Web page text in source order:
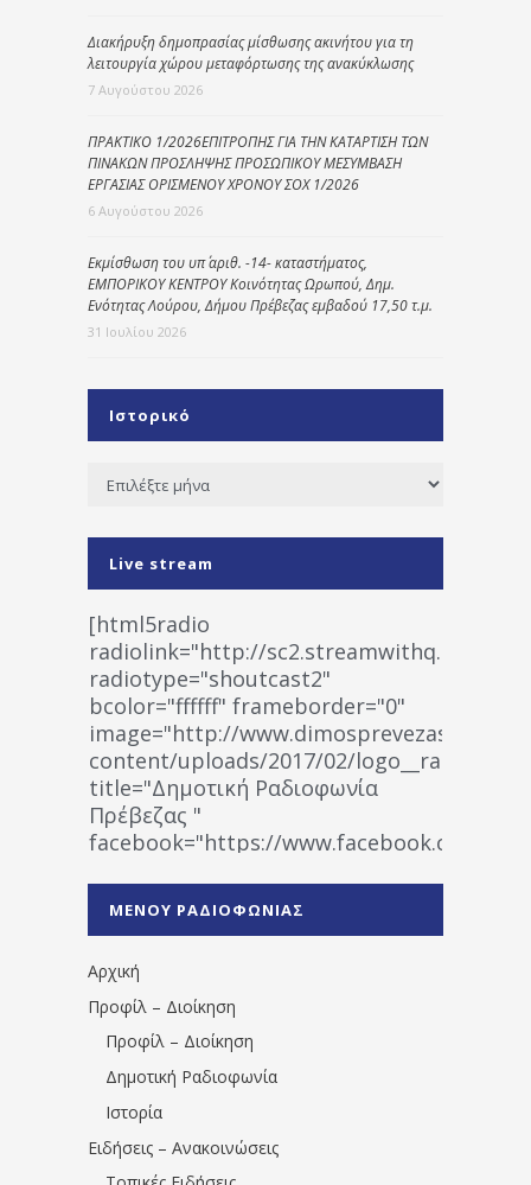
Διακήρυξη δημοπρασίας μίσθωσης ακινήτου για τη
λειτουργία χώρου μεταφόρτωσης της ανακύκλωσης
7 Αυγούστου 2026
ΠΡΑΚΤΙΚΟ 1/2026ΕΠΙΤΡΟΠΗΣ ΓΙΑ ΤΗΝ ΚΑΤΑΡΤΙΣΗ ΤΩΝ
ΠΙΝΑΚΩΝ ΠΡΟΣΛΗΨΗΣ ΠΡΟΣΩΠΙΚΟΥ ΜΕΣΥΜΒΑΣΗ
ΕΡΓΑΣΙΑΣ ΟΡΙΣΜΕΝΟΥ ΧΡΟΝΟΥ ΣΟΧ 1/2026
6 Αυγούστου 2026
Εκμίσθωση του υπ΄ αριθ. -14- καταστήματος,
ΕΜΠΟΡΙΚΟΥ ΚΕΝΤΡΟΥ Κοινότητας Ωρωπού, Δημ.
Ενότητας Λούρου, Δήμου Πρέβεζας εμβαδού 17,50 τ.μ.
31 Ιουλίου 2026
Ιστορικό
Ιστορικό
Live stream
[html5radio
radiolink="http://
radiotype="shoutcast2"
bcolor="ffffff" frameborder="0"
image="http://www.dimosprevezas.gr/wp-
content/uploads/2017/02/
title="Δημοτική Ραδιοφωνία
Πρέβεζας "
facebook="https://www.facebook.com/
1531194763766854/" artist="" ]
ΜΕΝΟΥ ΡΑΔΙΟΦΩΝΙΑΣ
Αρχική
Προφίλ – Διοίκηση
Προφίλ – Διοίκηση
Δημοτική Ραδιοφωνία
Ιστορία
Ειδήσεις – Ανακοινώσεις